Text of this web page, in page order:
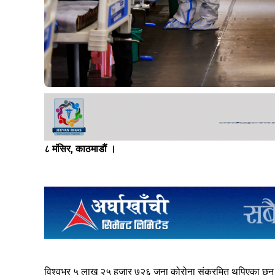
८ मंसिर, काठमाडौं ।
विश्वभर ५ लाख २५ हजार ७२६ जना कोरोना संक्रमित थपिएका